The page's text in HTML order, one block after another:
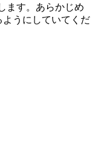
ます。あらかじめ
ようにしていてくだ